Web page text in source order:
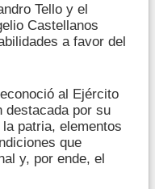
Tello y el
Castellanos
a favor del
al Ejército
destacada por su
patria, elementos
que
y, por ende, el